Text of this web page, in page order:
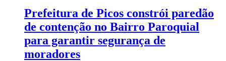
Prefeitura de Picos constrói paredão
de contenção no Bairro Paroquial
para garantir segurança de
moradores